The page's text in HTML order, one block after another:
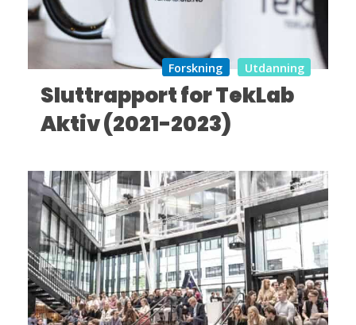
Forskning Utdanning
Sluttrapport for TekLab
Aktiv (2021-2023)